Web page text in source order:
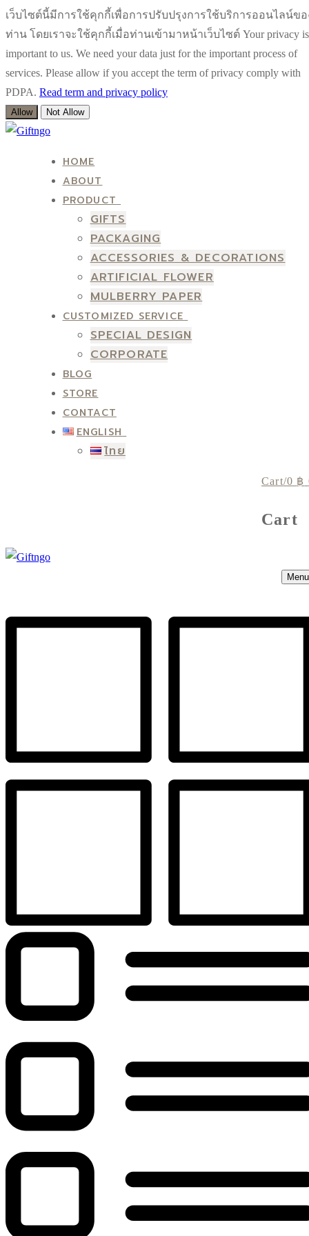
เว็บไซต์นี้มีการใช้คุกกี้เพื่อการปรับปรุงการใช้บริการออนไลน์ขอ
ท่าน โดยเราจะใช้คุกกี้เมื่อท่านเข้ามาหน้าเว็บไซต์ Your privacy is
important to us. We need your data just for the important process of
services. Please allow if you accept the term of privacy comply with
PDPA. Read term and privacy policy
Allow Not Allow
Skip
Menu
Close
HOME
ABOUT
PRODUCT
GIFTS
PACKAGING
ACCESSORIES & DECORATIONS
ARTIFICIAL FLOWER
MULBERRY PAPER
CUSTOMIZED SERVICE
SPECIAL DESIGN
CORPORATE
BLOG
STORE
CONTACT
ENGLISH
ไทย
Cart/0 ฿
Cart
Menu